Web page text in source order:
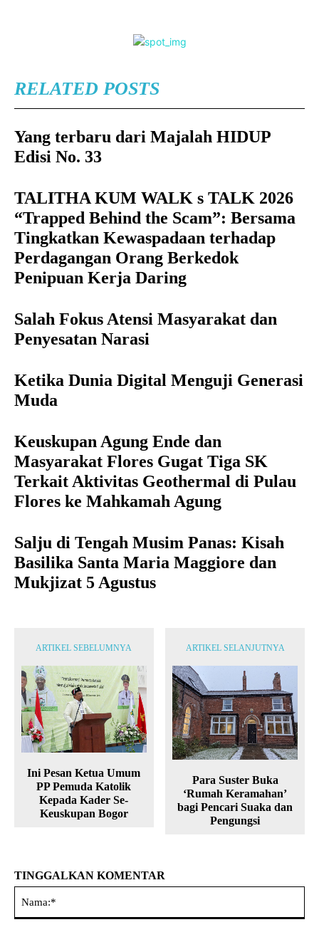
RELATED POSTS
Yang terbaru dari Majalah HIDUP
Edisi No. 33
TALITHA KUM WALK s TALK 2026
“Trapped Behind the Scam”: Bersama
Tingkatkan Kewaspadaan terhadap
Perdagangan Orang Berkedok
Penipuan Kerja Daring
Salah Fokus Atensi Masyarakat dan
Penyesatan Narasi
Ketika Dunia Digital Menguji Generasi
Muda
Keuskupan Agung Ende dan
Masyarakat Flores Gugat Tiga SK
Terkait Aktivitas Geothermal di Pulau
Flores ke Mahkamah Agung
Salju di Tengah Musim Panas: Kisah
Basilika Santa Maria Maggiore dan
Mukjizat 5 Agustus
ARTIKEL SEBELUMNYA
Ini Pesan Ketua Umum
PP Pemuda Katolik
Kepada Kader Se-
Keuskupan Bogor
ARTIKEL SELANJUTNYA
Para Suster Buka
‘Rumah Keramahan’
bagi Pencari Suaka dan
Pengungsi
TINGGALKAN KOMENTAR